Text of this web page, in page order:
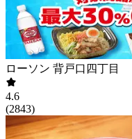
ローソン 背戸口四丁目
4.6
(2843)